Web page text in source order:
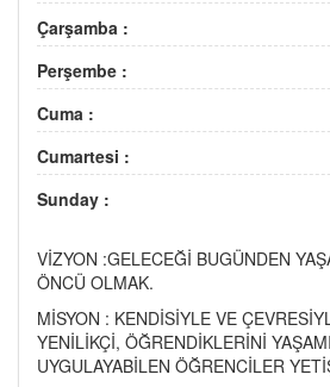
Çarşamba :
Perşembe :
Cuma :
Cumartesi :
Sunday :
VİZYON :GELECEĞİ BUGÜNDEN
ÖNCÜ OLMAK.
MİSYON : KENDİSİYLE VE
YENİLİKÇİ, ÖĞRENDİKLERİNİ
UYGULAYABİLEN ÖĞRENCİLER